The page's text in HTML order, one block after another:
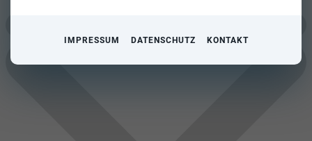
IMPRESSUM DATENSCHUTZ KONTAKT